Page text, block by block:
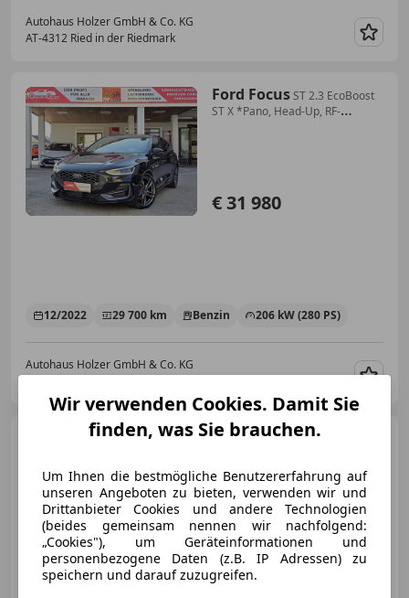
Autohaus Holzer GmbH & Co. KG
AT-4312 Ried in der Riedmark
Ford FocusST 2.3 EcoBoost
ST X *Pano, Head-Up, RF-
€ 31 980
12/2022 29 700 km Benzin 206 kW (280 PS)
Autohaus Holzer GmbH & Co. KG
Alfa Romeo Stelvio
RF-Kamera, Mem...
€ 24 990
Wir verwenden Cookies. Damit Sie
finden, was Sie brauchen.
Um Ihnen die bestmögliche Benutzererfahrung auf
unseren Angeboten zu bieten, verwenden wir und
Drittanbieter Cookies und andere Technologien
(beides gemeinsam nennen wir nachfolgend:
„Cookies"), um Geräteinformationen und
personenbezogene Daten (z.B. IP Adressen) zu
speichern und darauf zuzugreifen.